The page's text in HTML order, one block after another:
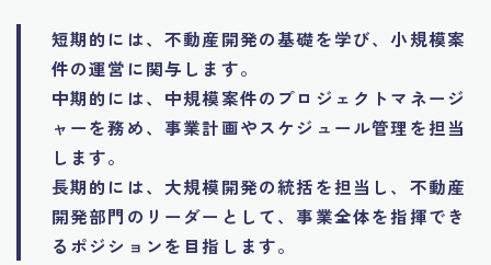
短期的には、不動産開発の基礎を学び、小規模案
件の運営に関与します。
中期的には、中規模案件のプロジェクトマネージ
ャーを務め、事業計画やスケジュール管理を担当
します。
長期的には、大規模開発の統括を担当し、不動産
開発部門のリーダーとして、事業全体を指揮でき
るポジションを目指します。